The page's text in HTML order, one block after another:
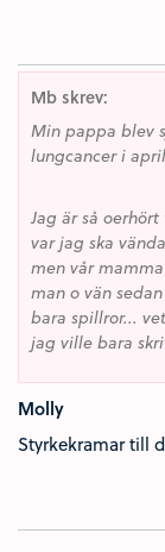
Mb skrev:
Min pappa blev
lungcancer i
Jag är så
var jag ska
men vår
man o vän
bara spillror...
jag ville bara
Molly
Styrkekramar till